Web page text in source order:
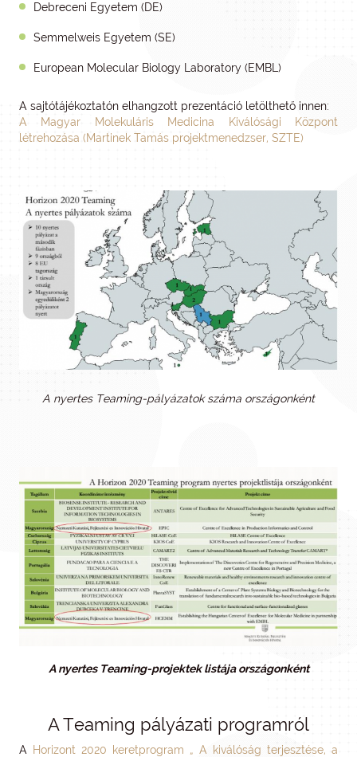
Debreceni Egyetem (DE)
Semmelweis Egyetem (SE)
European Molecular Biology Laboratory (EMBL)
A sajtótájékoztatón elhangzott prezentáció letölthető innen:
A Magyar Molekuláris Medicina Kiválósági Központ
létrehozása (Martinek Tamás projektmenedzser, SZTE)
A nyertes Teaming-pályázatok száma országonként
A nyertes Teaming-projektek listája országonként
A Teaming pályázati programról
A
Horizont 2020 keretprogram „ A kiválóság terjesztése, a